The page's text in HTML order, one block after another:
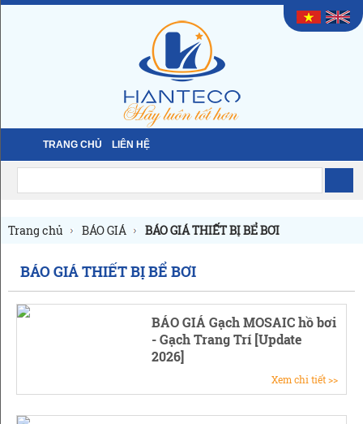
TRANG CHỦ LIÊN HỆ
Trang chủ BÁO GIÁ BÁO GIÁ THIẾT BỊ BỂ BƠI
BÁO GIÁ THIẾT BỊ BỂ BƠI
BÁO GIÁ Gạch MOSAIC hồ bơi
- Gạch Trang Trí [Update
2026]
Xem chi tiết >>